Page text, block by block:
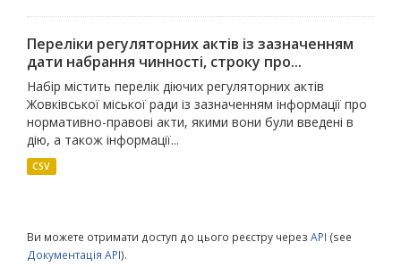
Переліки регуляторних актів із зазначенням
дати набрання чинності, строку про...
Набір містить перелік діючих регуляторних актів
Жовківської міської ради із зазначенням інформації про
нормативно-правові акти, якими вони були введені в
дію, а також інформації...
CSV
Ви можете отримати доступ до цього реєстру через API (see
Документація API).